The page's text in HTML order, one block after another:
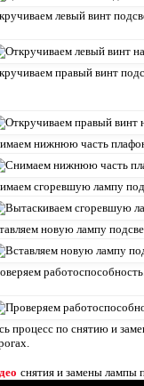
левый винт
правый винт
нижнюю часть
сгоревшую лампу
новую лампу
процесс по снятию и
снятия и замены лампы